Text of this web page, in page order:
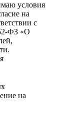
условия
на
с
ФЗ «О
на